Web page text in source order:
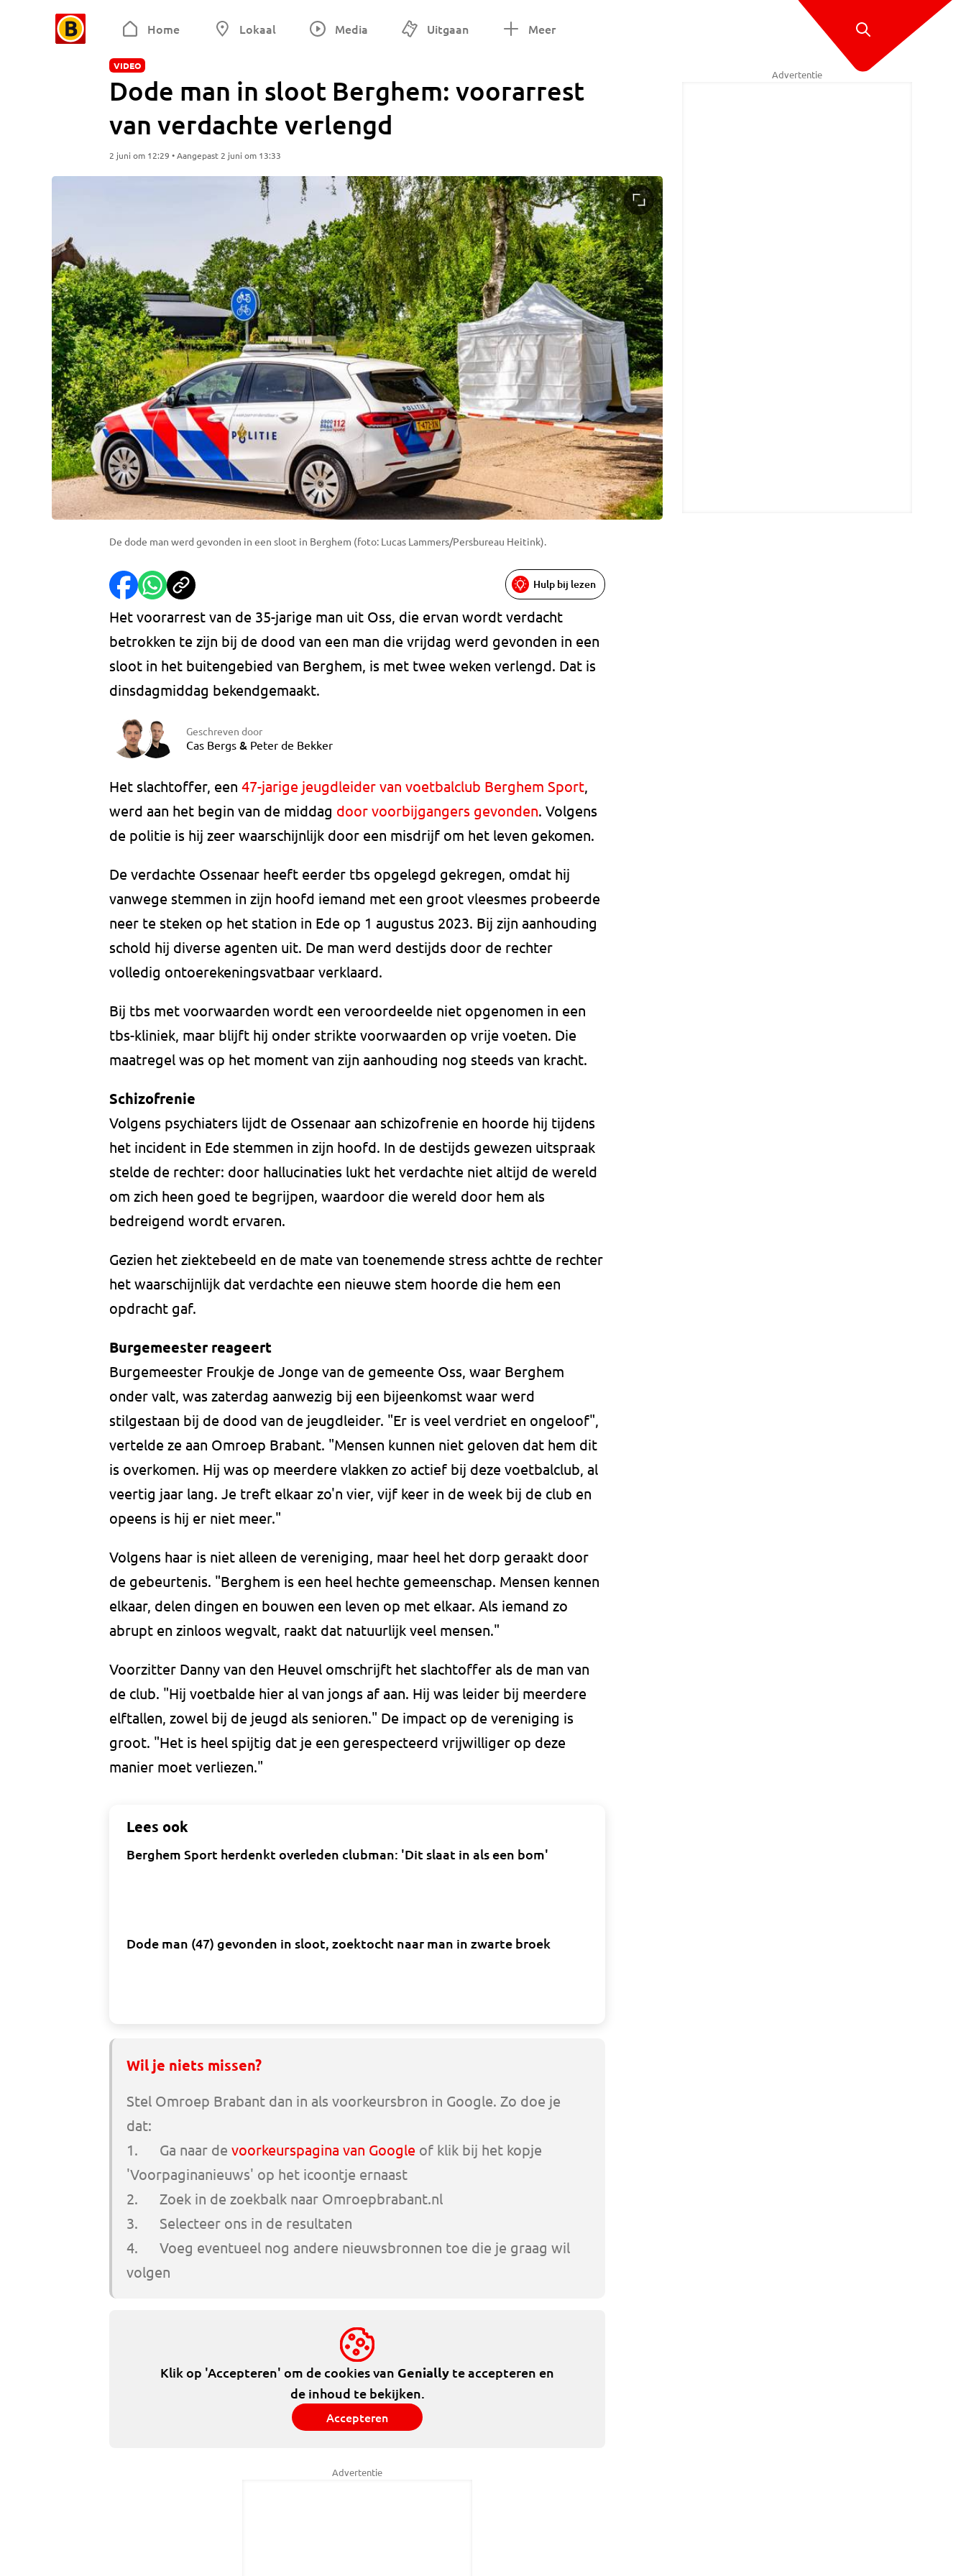
Home Lokaal Media Uitgaan Meer
VIDEO
Dode man in sloot Berghem: voorarrest
van verdachte verlengd
2 juni om 12:29 • Aangepast 2 juni om 13:33
De dode man werd gevonden in een sloot in Berghem (foto: Lucas Lammers/Persbureau Heitink).
Hulp bij lezen
Het voorarrest van de 35-jarige man uit Oss, die ervan wordt verdacht
betrokken te zijn bij de dood van een man die vrijdag werd gevonden in een
sloot in het buitengebied van Berghem, is met twee weken verlengd. Dat is
dinsdagmiddag bekendgemaakt.
Geschreven door
Cas Bergs & Peter de Bekker
Het slachtoffer, een 47-jarige jeugdleider van voetbalclub Berghem Sport,
werd aan het begin van de middag door voorbijgangers gevonden. Volgens
de politie is hij zeer waarschijnlijk door een misdrijf om het leven gekomen.
De verdachte Ossenaar heeft eerder tbs opgelegd gekregen, omdat hij
vanwege stemmen in zijn hoofd iemand met een groot vleesmes probeerde
neer te steken op het station in Ede op 1 augustus 2023. Bij zijn aanhouding
schold hij diverse agenten uit. De man werd destijds door de rechter
volledig ontoerekeningsvatbaar verklaard.
Bij tbs met voorwaarden wordt een veroordeelde niet opgenomen in een
tbs-kliniek, maar blijft hij onder strikte voorwaarden op vrije voeten. Die
maatregel was op het moment van zijn aanhouding nog steeds van kracht.
Schizofrenie
Volgens psychiaters lijdt de Ossenaar aan schizofrenie en hoorde hij tijdens
het incident in Ede stemmen in zijn hoofd. In de destijds gewezen uitspraak
stelde de rechter: door hallucinaties lukt het verdachte niet altijd de wereld
om zich heen goed te begrijpen, waardoor die wereld door hem als
bedreigend wordt ervaren.
Gezien het ziektebeeld en de mate van toenemende stress achtte de rechter
het waarschijnlijk dat verdachte een nieuwe stem hoorde die hem een
opdracht gaf.
Burgemeester reageert
Burgemeester Froukje de Jonge van de gemeente Oss, waar Berghem
onder valt, was zaterdag aanwezig bij een bijeenkomst waar werd
stilgestaan bij de dood van de jeugdleider. "Er is veel verdriet en ongeloof",
vertelde ze aan Omroep Brabant. "Mensen kunnen niet geloven dat hem dit
is overkomen. Hij was op meerdere vlakken zo actief bij deze voetbalclub, al
veertig jaar lang. Je treft elkaar zo'n vier, vijf keer in de week bij de club en
opeens is hij er niet meer."
Volgens haar is niet alleen de vereniging, maar heel het dorp geraakt door
de gebeurtenis. "Berghem is een heel hechte gemeenschap. Mensen kennen
elkaar, delen dingen en bouwen een leven op met elkaar. Als iemand zo
abrupt en zinloos wegvalt, raakt dat natuurlijk veel mensen."
Voorzitter Danny van den Heuvel omschrijft het slachtoffer als de man van
de club. "Hij voetbalde hier al van jongs af aan. Hij was leider bij meerdere
elftallen, zowel bij de jeugd als senioren." De impact op de vereniging is
groot. "Het is heel spijtig dat je een gerespecteerd vrijwilliger op deze
manier moet verliezen."
Lees ook
Berghem Sport herdenkt overleden clubman: 'Dit slaat in als een bom'
Dode man (47) gevonden in sloot, zoektocht naar man in zwarte broek
Wil je niets missen?
Stel Omroep Brabant dan in als voorkeursbron in Google. Zo doe je
dat:
1. Ga naar de voorkeurspagina van Google of klik bij het kopje
'Voorpaginanieuws' op het icoontje ernaast
2. Zoek in de zoekbalk naar Omroepbrabant.nl
3. Selecteer ons in de resultaten
4. Voeg eventueel nog andere nieuwsbronnen toe die je graag wil
volgen
Klik op 'Accepteren' om de cookies van Genially te accepteren en
de inhoud te bekijken.
Accepteren
Advertentie
Advertentie